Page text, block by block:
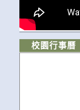
校園行事曆